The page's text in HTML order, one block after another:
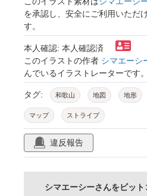
を承認し、安全にご利用いただ
す。
本人確認: 本人確認済
このイラストの作者 シマエーシ
んでいるイラストレーターです。
タグ: 和歌山 地図 地形
マップ ストライプ
違反報告
シマエーシーさんをビッ